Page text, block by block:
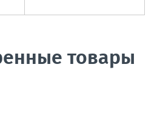
товары